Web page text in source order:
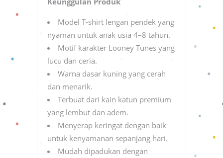
Model T-shirt lengan pendek yang
nyaman untuk anak usia 4–8 tahun.
Motif karakter Looney Tunes yang
lucu dan ceria.
Warna dasar kuning yang cerah
dan menarik.
Terbuat dari kain katun premium
yang lembut dan adem.
Menyerap keringat dengan baik
untuk kenyamanan sepanjang hari.
Mudah dipadukan dengan